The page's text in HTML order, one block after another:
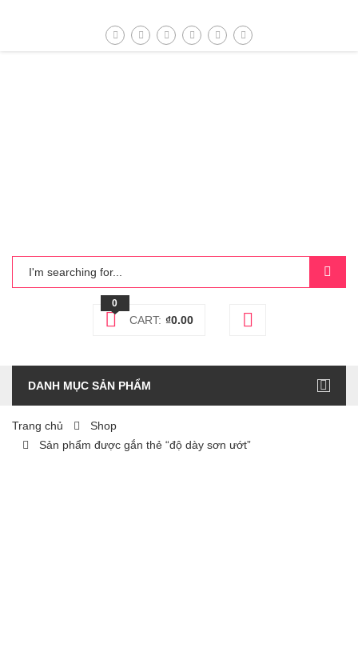
0
CART: ₫0.00
DANH MỤC SẢN PHẨM
Trang chủ
Shop
Sản phẩm được gắn thẻ “độ dày sơn ướt”